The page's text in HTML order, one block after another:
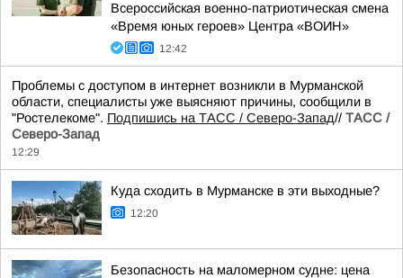
Всероссийская военно-патриотическая смена
«Время юных героев» Центра «ВОИН»
12:42
Проблемы с доступом в интернет возникли в Мурманской
области, специалисты уже выясняют причины, сообщили в
"Ростелекоме". Подпишись на ТАСС / Северо-Запад// ТАСС /
Северо-Запад
12:29
Куда сходить в Мурманске в эти выходные?
12:20
Безопасность на маломерном судне: цена